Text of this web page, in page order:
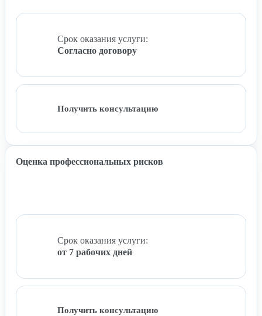
Срок оказания услуги:
Согласно договору
Получить консультацию
Оценка профессиональных рисков
Срок оказания услуги:
от 7 рабочих дней
Получить консультацию